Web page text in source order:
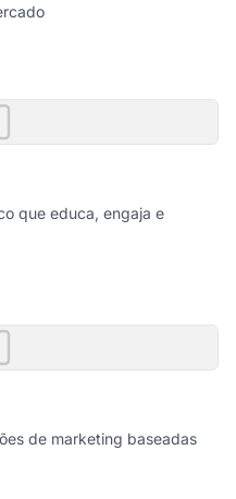
que educa, engaja e
de marketing baseadas